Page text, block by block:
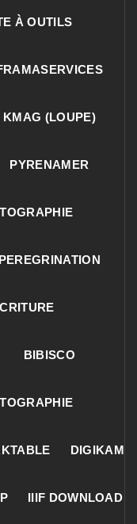
À OUTILS
KMAG (LOUPE)
PYRENAMER
PEREGRINATION
BIBISCO
DIGIKAM
IIIF DOWNLOAD